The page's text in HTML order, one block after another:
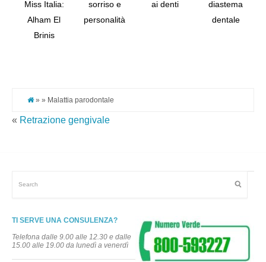
Miss Italia:
Alham El
Brinis
sorriso e
personalità
ai denti
diastema
dentale
» » Malattia parodontale
« Retrazione gengivale
TI SERVE UNA CONSULENZA?
Telefona dalle 9.00 alle 12.30 e dalle
15.00 alle 19.00 da lunedì a venerdì